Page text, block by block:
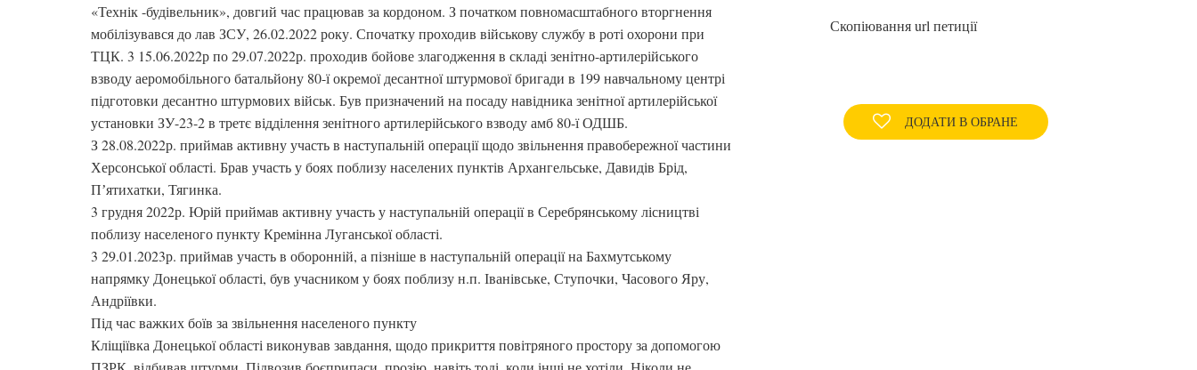
«Технік -будівельник», довгий час працював за кордоном. З початком повномасштабного вторгнення
мобілізувався до лав ЗСУ, 26.02.2022 року. Спочатку проходив військову службу в роті охорони при
ТЦК. 3 15.06.2022р по 29.07.2022р. проходив бойове злагодження в складі зенітно-артилерійського
взводу аеромобільного батальйону 80-ї окремої десантної штурмової бригади в 199 навчальному центрі
підготовки десантно штурмових військ. Був призначений на посаду навідника зенітної артилерійської
установки ЗУ-23-2 в третє відділення зенітного артилерійського взводу амб 80-ї ОДШБ.
З 28.08.2022р. приймав активну участь в наступальній операції щодо звільнення правобережної частини
Херсонської області. Брав участь у боях поблизу населених пунктів Архангельське, Давидів Брід,
Пʼятихатки, Тягинка.
3 грудня 2022р. Юрій приймав активну участь у наступальній операції в Серебрянському лісництві
поблизу населеного пункту Кремінна Луганської області.
3 29.01.2023р. приймав участь в оборонній, а пізніше в наступальній операції на Бахмутському
напрямку Донецької області, був учасником у боях поблизу н.п. Іванівське, Ступочки, Часового Яру,
Андріївки.
Під час важких боїв за звільнення населеного пункту
Кліщіївка Донецької області виконував завдання, щодо прикриття повітряного простору за допомогою
Скопіювання url петиції
ДОДАТИ В ОБРАНЕ